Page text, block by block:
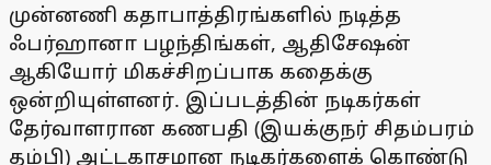
முன்னணி கதாபாத்திரங்களில் நடித்த
ஃபர்ஹானா பழந்திங்கள், ஆதிசேஷன்
ஆகியோர் மிகச்சிறப்பாக கதைக்கு
ஒன்றியுள்ளனர். இப்படத்தின் நடிகர்கள்
தேர்வாளரான கணபதி (இயக்குநர் சிதம்பரம்
தம்பி) அட்டகாசமான நடிகர்களைக் கொண்டு